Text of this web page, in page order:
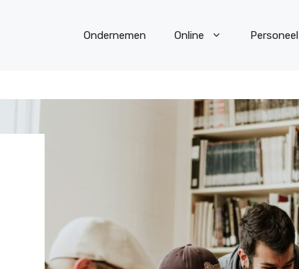
Ondernemen Online Personeel